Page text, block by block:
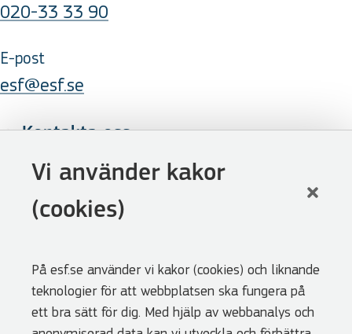
Vi använder kakor
(cookies)
På esf.se använder vi kakor (cookies) och liknande
teknologier för att webbplatsen ska fungera på
ett bra sätt för dig. Med hjälp av webbanalys och
020-33 33 90
E-post
esf@esf.se
Kontakta oss
Följ oss
LinkedIn
Genvägar